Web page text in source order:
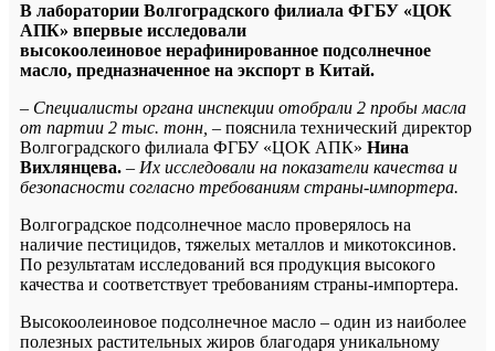
В лаборатории Волгоградского филиала ФГБУ «ЦОК
АПК» впервые исследовали
высокоолеиновое нерафинированное подсолнечное
масло, предназначенное на экспорт в Китай.
– Специалисты органа инспекции отобрали 2 пробы масла
от партии 2 тыс. тонн, – пояснила технический директор
Волгоградского филиала ФГБУ «ЦОК АПК» Нина
Вихлянцева. – Их исследовали на показатели качества и
безопасности согласно требованиям страны-импортера.
Волгоградское подсолнечное масло проверялось на
наличие пестицидов, тяжелых металлов и микотоксинов.
По результатам исследований вся продукция высокого
качества и соответствует требованиям страны-импортера.
Высокоолеиновое подсолнечное масло – один из наиболее
полезных растительных жиров благодаря уникальному